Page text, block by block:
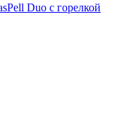
Duo с горелкой